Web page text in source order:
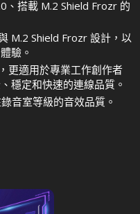
、搭載 M.2 Shield Frozr 的
M.2 Shield Frozr 設計，以
驗。
更適用於專業工作創作者
穩定和快速的連線品質。
音室等級的音效品質。